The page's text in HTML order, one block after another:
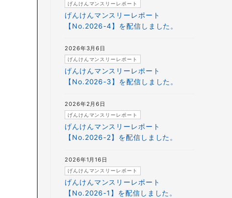
げんけんマンスリーレポート
【No.2026-4】を配信しました。
げんけんマンスリーレポート
げんけんマンスリーレポート
【No.2026-3】を配信しました。
げんけんマンスリーレポート
2026年3月6日
げんけんマンスリーレポート
【No.2026-2】を配信しました。
げんけんマンスリーレポート
2026年2月6日
げんけんマンスリーレポート
【No.2026-1】を配信しました。
げんけんマンスリーレポート
2026年1月16日